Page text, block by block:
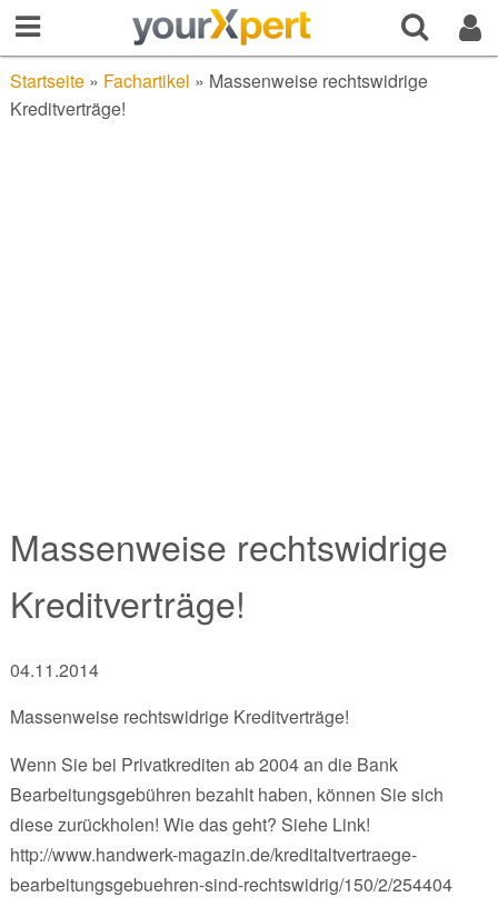
Startseite» Fachartikel » Massenweise rechtswidrige
Kreditverträge!
Massenweise rechtswidrige
Kreditverträge!
04.11.2014
Massenweise rechtswidrige Kreditverträge!
Wenn Sie bei Privatkrediten ab 2004 an die Bank
Bearbeitungsgebühren bezahlt haben, können Sie sich
diese zurückholen! Wie das geht? Siehe Link!
http://www.handwerk-magazin.de/kreditaltvertraege-
bearbeitungsgebuehren-sind-rechtswidrig/150/2/254404